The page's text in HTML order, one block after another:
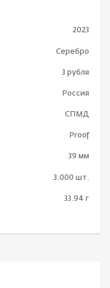
2023
Серебро
3 рубля
Россия
СПМД
Proof
39 мм
3.000 шт.
33.94 г